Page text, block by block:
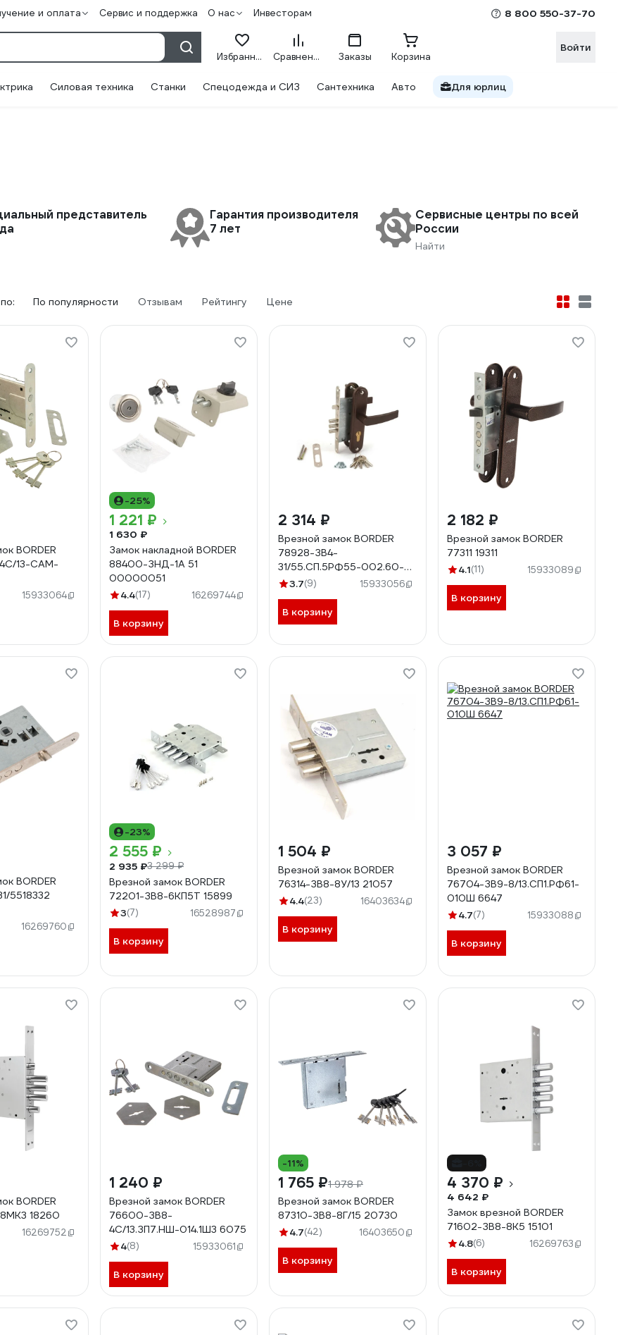
и оплата Сервис и поддержка О нас Инвесторам 8 800 550-37-70
Избранное Сравнение Заказы Корзина
Войти
Силовая техника Станки Спецодежда и СИЗ Сантехника Авто Для юрлиц
представитель
Гарантия производителя
7 лет
Сервисные центры по всей
России
Найти
По популярности Отзывам Рейтингу Цене
BORDER
13-САМ-
15933064
-25%
1 221 ₽
1 630 ₽
Замок накладной BORDER
88400-ЗНД-1А 51
00000051
4.4(17) 16269744
В корзину
2 314 ₽
Врезной замок BORDER
78928-ЗВ4-
31/55.СП.5РФ55-002.60-
Z.Ш.У4 20310
3.7(9) 15933056
В корзину
2 182 ₽
Врезной замок BORDER
77311 19311
4.1(11) 15933089
В корзину
BORDER
5518332
16269760
-23%
2 555 ₽
2 935 ₽3 299 ₽
Врезной замок BORDER
72201-ЗВ8-6КП5Т 15899
3(7) 16528987
В корзину
1 504 ₽
Врезной замок BORDER
76314-ЗВ8-8У/13 21057
4.4(23) 16403634
В корзину
3 057 ₽
Врезной замок BORDER
76704-ЗВ9-8/13.СП1.РФ61-
010Ш 6647
4.7(7) 15933088
В корзину
BORDER
18260
16269752
1 240 ₽
Врезной замок BORDER
76600-ЗВ8-
4С/13.ЗП7.НШ-014.1Ш3 6075
4(8) 15933061
В корзину
-11%
1 765 ₽1 978 ₽
Врезной замок BORDER
87310-ЗВ8-8Г/15 20730
4.7(42) 16403650
В корзину
4 370 ₽
4 642 ₽
Замок врезной BORDER
71602-ЗВ8-8К5 15101
4.8(6) 16269763
В корзину